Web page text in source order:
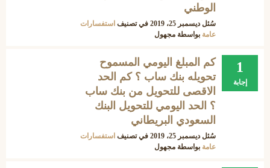
الوطني
سُئل ديسمبر 25، 2019 في تصنيف استفسارات
عامة بواسطة مجهول
1
إجابة
كم المبلغ اليومي المسموح
تحويله بنك ساب ؟ كم الحد
الاقصى للتحويل من بنك ساب
؟ الحد اليومي للتحويل البنك
السعودي البريطاني
سُئل ديسمبر 25، 2019 في تصنيف استفسارات
عامة بواسطة مجهول